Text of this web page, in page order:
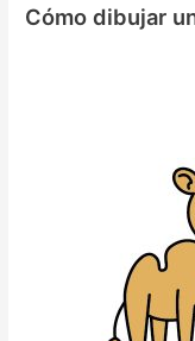
Cómo dibujar